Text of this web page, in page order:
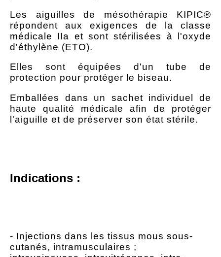
Les aiguilles de mésothérapie KIPIC®
répondent aux exigences de la classe
médicale IIa et sont stérilisées à l'oxyde
d'éthylène (ETO).
Elles sont équipées d'un tube de
protection pour protéger le biseau.
Emballées dans un sachet individuel de
haute qualité médicale afin de protéger
l'aiguille et de préserver son état stérile.
Indications :
- Injections dans les tissus mous sous-
cutanés, intramusculaires ;